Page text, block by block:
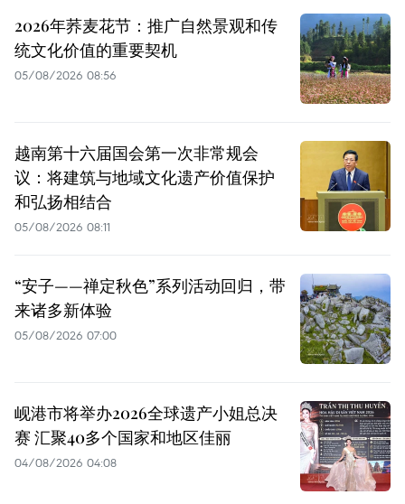
2026年荞麦花节：推广自然景观和传
统文化价值的重要契机
05/08/2026 08:56
越南第十六届国会第一次非常规会
议：将建筑与地域文化遗产价值保护
和弘扬相结合
05/08/2026 08:11
“安子——禅定秋色”系列活动回归，带
来诸多新体验
05/08/2026 07:00
岘港市将举办2026全球遗产小姐总决
赛 汇聚40多个国家和地区佳丽
04/08/2026 04:08